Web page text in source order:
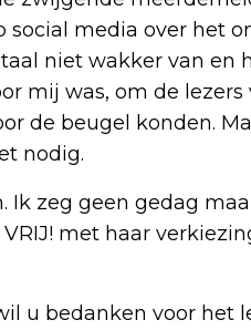
social media over het
niet wakker van
mij was, om de
de beugel konden.
nodig.
Ik zeg geen gedag
met haar
u bedanken voor